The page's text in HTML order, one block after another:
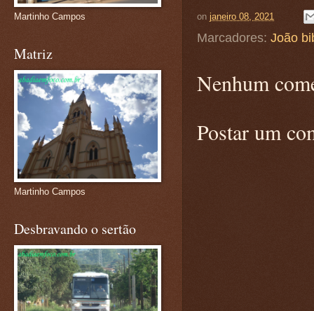
on janeiro 08, 2021
Marcadores: João
Nenhum
Postar um
Martinho Campos
Matriz
Martinho Campos
Desbravando o sertão